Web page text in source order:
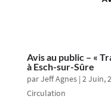
Avis au public – «
à Esch-sur-Sûre
parJeff Agnes| 2 Juin,
Circulation